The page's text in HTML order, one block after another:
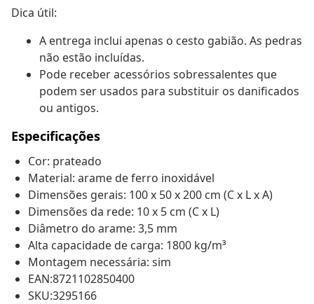
Dica útil:
A entrega inclui apenas o cesto gabião. As pedras
não estão incluídas.
Pode receber acessórios sobressalentes que
podem ser usados para substituir os danificados
ou antigos.
Especificações
Cor: prateado
Material: arame de ferro inoxidável
Dimensões gerais: 100 x 50 x 200 cm (C x L x A)
Dimensões da rede: 10 x 5 cm (C x L)
Diâmetro do arame: 3,5 mm
Alta capacidade de carga: 1800 kg/m³
Montagem necessária: sim
EAN:8721102850400
SKU:3295166